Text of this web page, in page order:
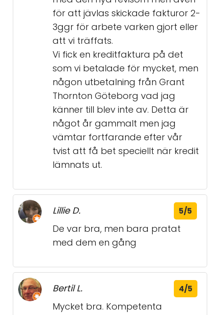
för att jävlas skickade fakturor 2-
3ggr för arbete varken gjort eller
att vi träffats.
Vi fick en kreditfaktura på det
som vi betalade för mycket, men
någon utbetalning från Grant
Thornton Göteborg vad jag
känner till blev inte av. Detta är
något år gammalt men jag
vämtar fortfarande efter vår
tvist att få bet speciellt när kredit
lämnats ut.
Lillie D. 5/5
De var bra, men bara pratat
med dem en gång
Bertil L. 4/5
Mycket bra. Kompetenta